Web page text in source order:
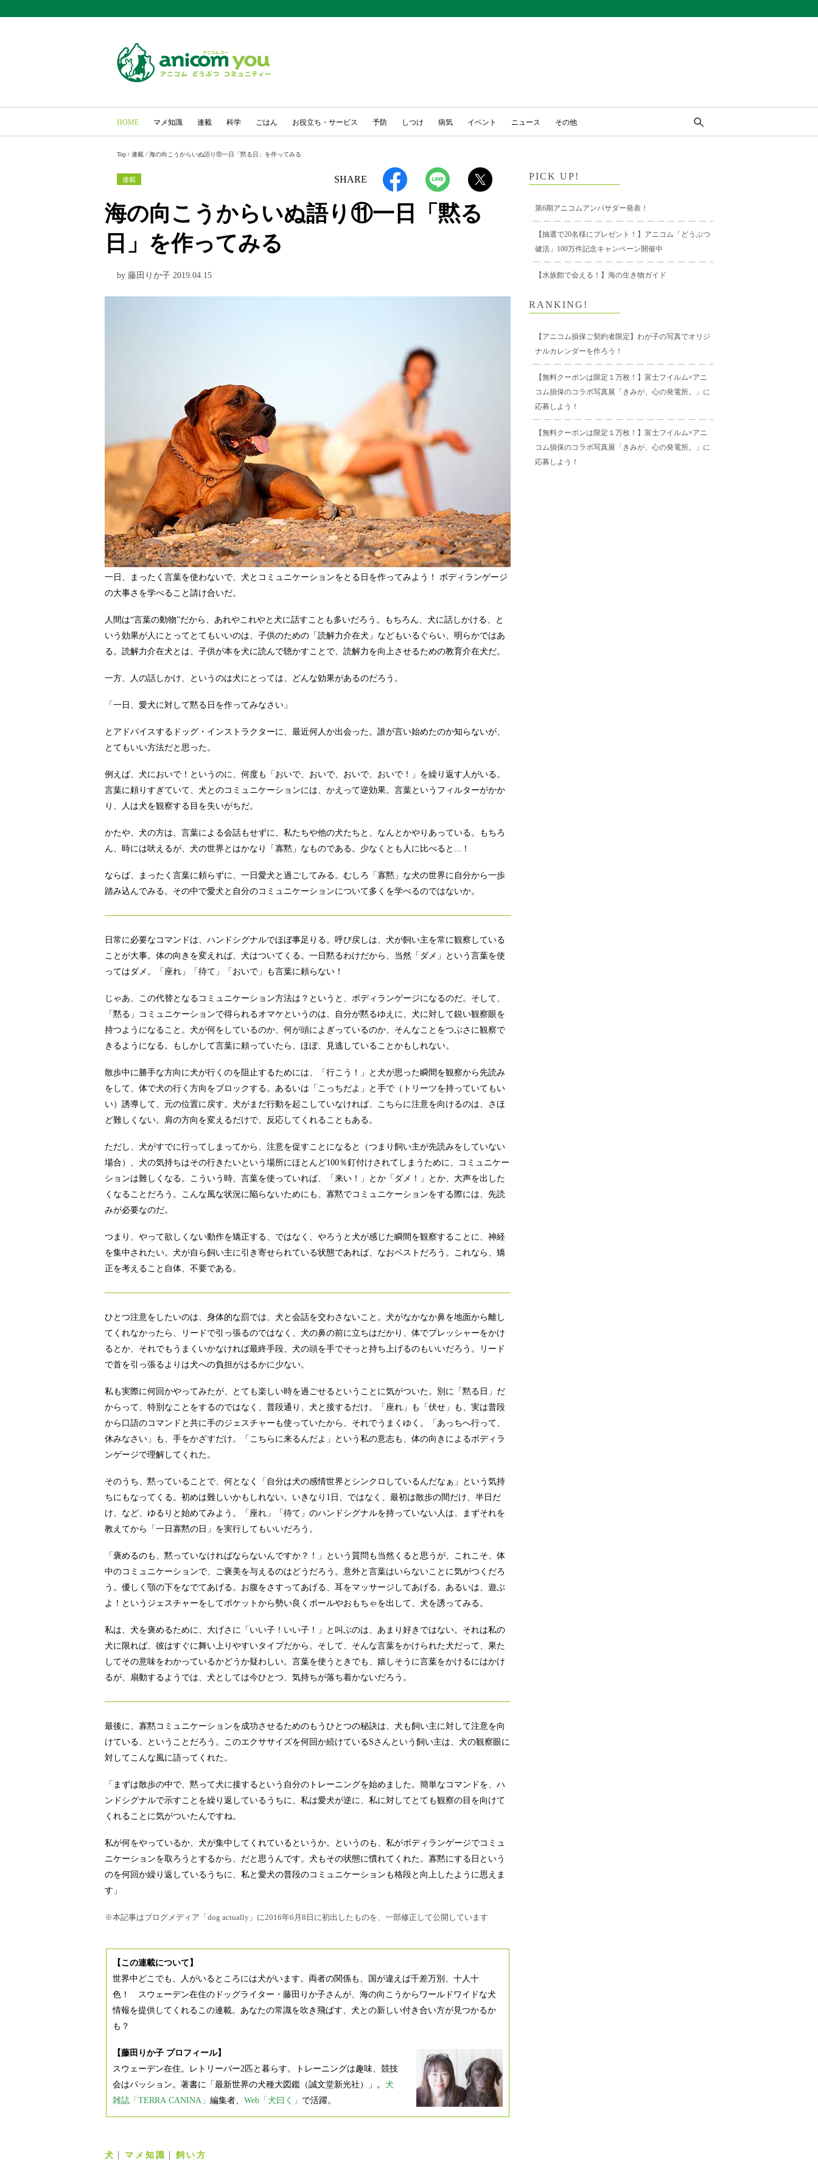
HOME マメ知識 連載 科学 ごはん お役立ち・サービス 予防 しつけ 病気 イベント ニュース その他
Top / 連載 / 海の向こうからいぬ語り⑪一日「黙る日」を作ってみる
SHARE
連載
海の向こうからいぬ語り⑪一日「黙る
日」を作ってみる
by 藤田りか子 2019.04.15
一日、まったく言葉を使わないで、犬とコミュニケーションをとる日を作ってみよう！ ボディランゲージ
の大事さを学べること請け合いだ。
人間は“言葉の動物”だから、あれやこれやと犬に話すことも多いだろう。もちろん、犬に話しかける、と
いう効果が人にとってとてもいいのは、子供のための「読解力介在犬」などもいるぐらい、明らかではあ
る。読解力介在犬とは、子供が本を犬に読んで聴かすことで、読解力を向上させるための教育介在犬だ。
一方、人の話しかけ、というのは犬にとっては、どんな効果があるのだろう。
「一日、愛犬に対して黙る日を作ってみなさい」
とアドバイスするドッグ・インストラクターに、最近何人か出会った。誰が言い始めたのか知らないが、
とてもいい方法だと思った。
例えば、犬においで！というのに、何度も「おいで、おいで、おいで、おいで！」を繰り返す人がいる。
言葉に頼りすぎていて、犬とのコミュニケーションには、かえって逆効果。言葉というフィルターがかか
り、人は犬を観察する目を失いがちだ。
かたや、犬の方は、言葉による会話もせずに、私たちや他の犬たちと、なんとかやりあっている。もちろ
ん、時には吠えるが、犬の世界とはかなり「寡黙」なものである。少なくとも人に比べると...！
ならば、まったく言葉に頼らずに、一日愛犬と過ごしてみる。むしろ「寡黙」な犬の世界に自分から一歩
踏み込んでみる。その中で愛犬と自分のコミュニケーションについて多くを学べるのではないか。
日常に必要なコマンドは、ハンドシグナルでほぼ事足りる。呼び戻しは、犬が飼い主を常に観察している
ことが大事。体の向きを変えれば、犬はついてくる。一日黙るわけだから、当然「ダメ」という言葉を使
ってはダメ。「座れ」「待て」「おいで」も言葉に頼らない！
じゃあ、この代替となるコミュニケーション方法は？というと、ボディランゲージになるのだ。そして、
「黙る」コミュニケーションで得られるオマケというのは、自分が黙るゆえに、犬に対して鋭い観察眼を
持つようになること。犬が何をしているのか、何が頭によぎっているのか、そんなことをつぶさに観察で
きるようになる。もしかして言葉に頼っていたら、ほぼ、見逃していることかもしれない。
散歩中に勝手な方向に犬が行くのを阻止するためには、「行こう！」と犬が思った瞬間を観察から先読み
をして、体で犬の行く方向をブロックする。あるいは「こっちだよ」と手で（トリーツを持っていてもい
い）誘導して、元の位置に戻す。犬がまだ行動を起こしていなければ、こちらに注意を向けるのは、さほ
ど難しくない。肩の方向を変えるだけで、反応してくれることもある。
ただし、犬がすでに行ってしまってから、注意を促すことになると（つまり飼い主が先読みをしていない
場合）、犬の気持ちはその行きたいという場所にほとんど100％釘付けされてしまうために、コミュニケー
ションは難しくなる。こういう時、言葉を使っていれば、「来い！」とか「ダメ！」とか、大声を出した
くなることだろう。こんな風な状況に陥らないためにも、寡黙でコミュニケーションをする際には、先読
みが必要なのだ。
つまり、やって欲しくない動作を矯正する、ではなく、やろうと犬が感じた瞬間を観察することに、神経
を集中されたい。犬が自ら飼い主に引き寄せられている状態であれば、なおベストだろう。これなら、矯
正を考えること自体、不要である。
ひとつ注意をしたいのは、身体的な罰では、犬と会話を交わさないこと。犬がなかなか鼻を地面から離し
てくれなかったら、リードで引っ張るのではなく、犬の鼻の前に立ちはだかり、体でプレッシャーをかけ
るとか、それでもうまくいかなければ最終手段、犬の頭を手でそっと持ち上げるのもいいだろう。リード
で首を引っ張るよりは犬への負担がはるかに少ない。
私も実際に何回かやってみたが、とても楽しい時を過ごせるということに気がついた。別に「黙る日」だ
からって、特別なことをするのではなく、普段通り、犬と接するだけ。「座れ」も「伏せ」も、実は普段
から口語のコマンドと共に手のジェスチャーも使っていたから、それでうまくゆく。「あっちへ行って、
休みなさい」も、手をかざすだけ。「こちらに来るんだよ」という私の意志も、体の向きによるボディラ
ンゲージで理解してくれた。
そのうち、黙っていることで、何となく「自分は犬の感情世界とシンクロしているんだなぁ」という気持
ちにもなってくる。初めは難しいかもしれない。いきなり1日、ではなく、最初は散歩の間だけ、半日だ
け、など、ゆるりと始めてみよう。「座れ」「待て」のハンドシグナルを持っていない人は、まずそれを
教えてから「一日寡黙の日」を実行してもいいだろう。
「褒めるのも、黙っていなければならないんですか？！」という質問も当然くると思うが、これこそ、体
中のコミュニケーションで、ご褒美を与えるのはどうだろう。意外と言葉はいらないことに気がつくだろ
う。優しく顎の下をなでてあげる。お腹をさすってあげる、耳をマッサージしてあげる。あるいは、遊ぶ
よ！というジェスチャーをしてポケットから勢い良くボールやおもちゃを出して、犬を誘ってみる。
私は、犬を褒めるために、大げさに「いい子！いい子！」と叫ぶのは、あまり好きではない。それは私の
犬に限れば、彼はすぐに舞い上りやすいタイプだから。そして、そんな言葉をかけられた犬だって、果た
してその意味をわかっているかどうか疑わしい。言葉を使うときでも、嬉しそうに言葉をかけるにはかけ
るが、扇動するようでは、犬としては今ひとつ、気持ちが落ち着かないだろう。
最後に、寡黙コミュニケーションを成功させるためのもうひとつの秘訣は、犬も飼い主に対して注意を向
けている、ということだろう。このエクササイズを何回か続けているSさんという飼い主は、犬の観察眼に
対してこんな風に語ってくれた。
「まずは散歩の中で、黙って犬に接するという自分のトレーニングを始めました。簡単なコマンドを、ハ
ンドシグナルで示すことを繰り返しているうちに、私は愛犬が逆に、私に対してとても観察の目を向けて
くれることに気がついたんですね。
私が何をやっているか、犬が集中してくれているというか。というのも、私がボディランゲージでコミュ
ニケーションを取ろうとするから、だと思うんです。犬もその状態に慣れてくれた。寡黙にする日という
のを何回か繰り返しているうちに、私と愛犬の普段のコミュニケーションも格段と向上したように思えま
す」
※本記事はブログメディア「dog actually」に2016年6月8日に初出したものを、一部修正して公開しています
【この連載について】
世界中どこでも、人がいるところには犬がいます。両者の関係も、国が違えば千差万別、十人十
色！ スウェーデン在住のドッグライター・藤田りか子さんが、海の向こうからワールドワイドな犬
情報を提供してくれるこの連載。あなたの常識を吹き飛ばす、犬との新しい付き合い方が見つかるか
も？
【藤田りか子 プロフィール】
スウェーデン在住。レトリーバー2匹と暮らす。トレーニングは趣味、競技
会はパッション。著書に「最新世界の犬種大図鑑（誠文堂新光社）」。 犬
雑誌「TERRA CANINA」 編集者、 Web「犬曰く」 で活躍。
犬 マメ知識 飼い方
PICK UP!
第6期アニコムアンバサダー発表！
【抽選で20名様にプレゼント！】アニコム「どうぶつ
健活」100万件記念キャンペーン開催中
【水族館で会える！】海の生き物ガイド
RANKING!
【アニコム損保ご契約者限定】わが子の写真でオリジ
ナルカレンダーを作ろう！
【無料クーポンは限定１万枚！】富士フイルム×アニ
コム損保のコラボ写真展「きみが、心の発電所。」に
応募しよう！
【無料クーポンは限定１万枚！】富士フイルム×アニ
コム損保のコラボ写真展「きみが、心の発電所。」に
応募しよう！